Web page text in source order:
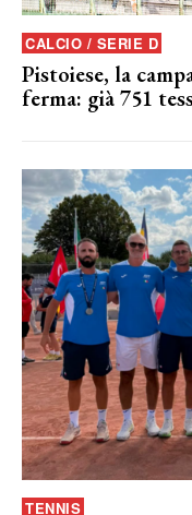
CALCIO / SERIE D
Pistoiese, la
ferma: già 751
TENNIS